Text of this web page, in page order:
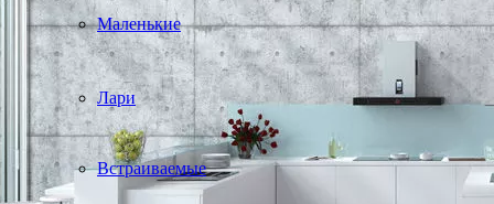
Маленькие
Лари
Встраиваемые